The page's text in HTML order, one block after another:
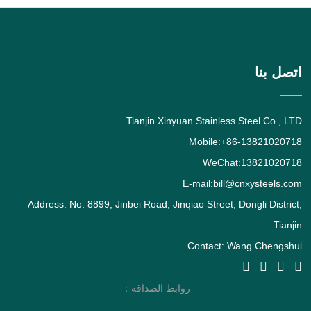
اتصل بنا
Tianjin Xinyuan Stainless Steel Co., LTD
Mobile:+86-13821020718
WeChat:13821020718
E-mail:bill@cnxysteels.com
Address: No. 8899, Jinbei Road, Jinqiao Street, Dongli District,
Tianjin
Contact: Wang Chengshui
روابط الصداقة：